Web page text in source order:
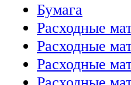
Бумага
Расходные
Расходные
Расходные